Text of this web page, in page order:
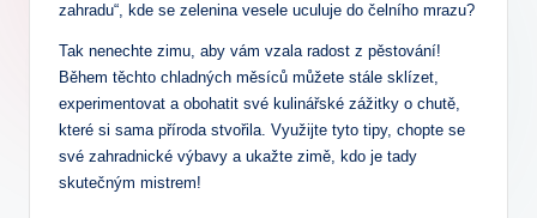
zahradu“, kde se zelenina vesele uculuje do čelního mrazu?
Tak nenechte zimu, aby vám vzala radost z pěstování!
Během těchto chladných měsíců můžete stále sklízet,
experimentovat a obohatit své kulinářské zážitky o chutě,
které si sama příroda stvořila. Využijte tyto tipy, chopte se
své zahradnické výbavy a ukažte zimě, kdo je tady
skutečným mistrem!